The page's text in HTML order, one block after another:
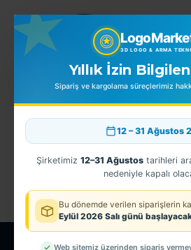
3D LOGO & ARMA
Yıllık İzin
Sipariş ve kargolama süreçlerimiz
12 – 31 Ağustos
Şirketimiz 12–31 Ağustostarihleri
nedeniyle kapalı
Bu dönemde verilen siparişlerin
Eylül 2026 Salı günü
Web sitemiz üzerinden sipariş
EGM - 3D Yunus Polis Kol Arması - TPU
150,00TL
SON GÖRÜNTÜLENEN EN ÇOK